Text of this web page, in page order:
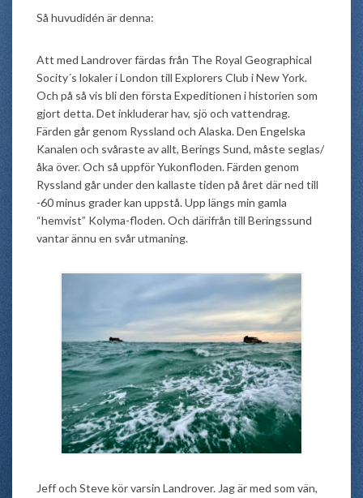
Så huvudidén är denna:
Att med Landrover färdas från The Royal Geographical
Socity´s lokaler i London till Explorers Club i New York.
Och på så vis bli den första Expeditionen i historien som
gjort detta. Det inkluderar hav, sjö och vattendrag.
Färden går genom Ryssland och Alaska. Den Engelska
Kanalen och svåraste av allt, Berings Sund, måste seglas/
åka över. Och så uppför Yukonfloden. Färden genom
Ryssland går under den kallaste tiden på året där ned till
-60 minus grader kan uppstå. Upp längs min gamla
“hemvist” Kolyma-floden. Och därifrån till Beringssund
vantar ännu en svår utmaning.
Jeff och Steve kör varsin Landrover. Jag är med som vän,